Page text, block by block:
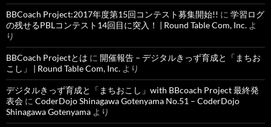
BBCoach Project:2017年度第15回コンテスト募集開始!! に 学習ログ
の残せるPBLコンテスト14回目に突入！ | Round Table Com, Inc. よ
り
BBCoach Projectとは に 開催報告 – デジタルきっず育成と「まちお
こし」 | Round Table Com, Inc. より
デジタルきっず育成と「まちおこし」with BBcoach Project 最終発
表会 に CoderDojo Shinagawa Gotenyama No.51 – CoderDojo
Shinagawa Gotenyama より